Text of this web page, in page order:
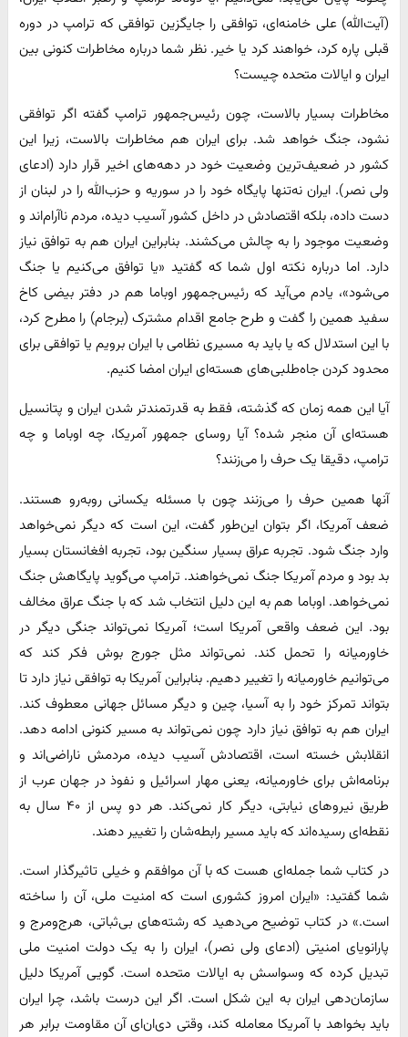
(آیت‌الله) علی خامنه‌ای، توافقی را جایگزین توافقی که ترامپ در دوره
قبلی پاره کرد، خواهند کرد یا خیر. نظر شما درباره مخاطرات کنونی بین
ایران و ایالات متحده چیست؟
مخاطرات بسیار بالاست، چون رئیس‌جمهور ترامپ گفته اگر توافقی
نشود، جنگ خواهد شد. برای ایران هم مخاطرات بالاست، زیرا این
کشور در ضعیف‌ترین وضعیت خود در دهه‌های اخیر قرار دارد (ادعای
ولی نصر). ایران نه‌تنها پایگاه خود را در سوریه و حزب‌الله را در لبنان از
دست داده، بلکه اقتصادش در داخل کشور آسیب دیده، مردم ناآرام‌اند و
وضعیت موجود را به چالش می‌کشند. بنابراین ایران هم به توافق نیاز
دارد. اما درباره نکته اول شما که گفتید «یا توافق می‌کنیم یا جنگ
می‌شود»، یادم می‌آید که رئیس‌جمهور اوباما هم در دفتر بیضی کاخ
سفید همین را گفت و طرح جامع اقدام مشترک (برجام) را مطرح کرد،
با این استدلال که یا باید به مسیری نظامی با ایران برویم یا توافقی برای
محدود کردن جاه‌طلبی‌های هسته‌ای ایران امضا کنیم.
آیا این همه زمان که گذشته، فقط به قدرتمندتر شدن ایران و پتانسیل
هسته‌ای آن منجر شده؟ آیا روسای جمهور آمریکا، چه اوباما و چه
ترامپ، دقیقا یک حرف را می‌زنند؟
آنها همین حرف را می‌زنند چون با مسئله یکسانی روبه‌رو هستند.
ضعف آمریکا، اگر بتوان این‌طور گفت، این است که دیگر نمی‌خواهد
وارد جنگ شود. تجربه عراق بسیار سنگین بود، تجربه افغانستان بسیار
بد بود و مردم آمریکا جنگ نمی‌خواهند. ترامپ می‌گوید پایگاهش جنگ
نمی‌خواهد. اوباما هم به این دلیل انتخاب شد که با جنگ عراق مخالف
بود. این ضعف واقعی آمریکا است؛ آمریکا نمی‌تواند جنگی دیگر در
خاورمیانه را تحمل کند. نمی‌تواند مثل جورج بوش فکر کند که
می‌توانیم خاورمیانه را تغییر دهیم. بنابراین آمریکا به توافقی نیاز دارد تا
بتواند تمرکز خود را به آسیا، چین و دیگر مسائل جهانی معطوف کند.
ایران هم به توافق نیاز دارد چون نمی‌تواند به مسیر کنونی ادامه دهد.
انقلابش خسته است، اقتصادش آسیب دیده، مردمش ناراضی‌اند و
برنامه‌اش برای خاورمیانه، یعنی مهار اسرائیل و نفوذ در جهان عرب از
طریق نیروهای نیابتی، دیگر کار نمی‌کند. هر دو پس از ۴۰ سال به
نقطه‌ای رسیده‌اند که باید مسیر رابطه‌شان را تغییر دهند.
در کتاب شما جمله‌ای هست که با آن موافقم و خیلی تاثیرگذار است.
شما گفتید: «ایران امروز کشوری است که امنیت ملی، آن را ساخته
است.» در کتاب توضیح می‌دهید که رشته‌های بی‌ثباتی، هرج‌ومرج و
پارانویای امنیتی (ادعای ولی نصر)، ایران را به یک دولت امنیت ملی
تبدیل کرده که وسواسش به ایالات متحده است. گویی آمریکا دلیل
سازمان‌دهی ایران به این شکل است. اگر این درست باشد، چرا ایران
باید بخواهد با آمریکا معامله کند، وقتی دی‌ان‌ای آن مقاومت برابر هر